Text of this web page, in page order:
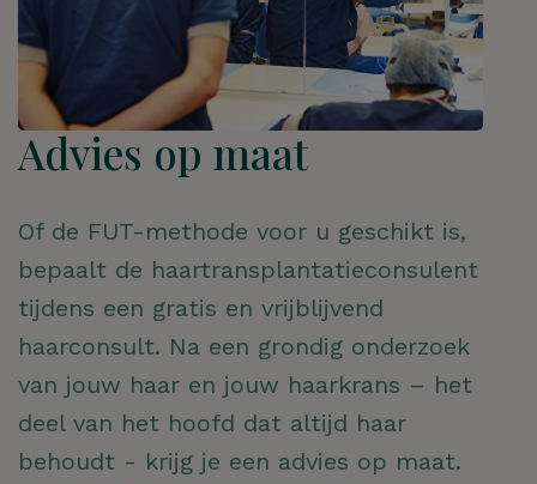
Advies op maat
Of de FUT-methode voor u geschikt is,
bepaalt de haartransplantatieconsulent
tijdens een gratis en vrijblijvend
haarconsult. Na een grondig onderzoek
van jouw haar en jouw haarkrans – het
deel van het hoofd dat altijd haar
behoudt - krijg je een advies op maat.